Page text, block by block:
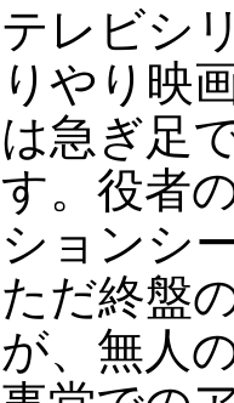
テレビシ
りやり映
は急ぎ足
す。役者
ションシ
ただ終盤
が、無人